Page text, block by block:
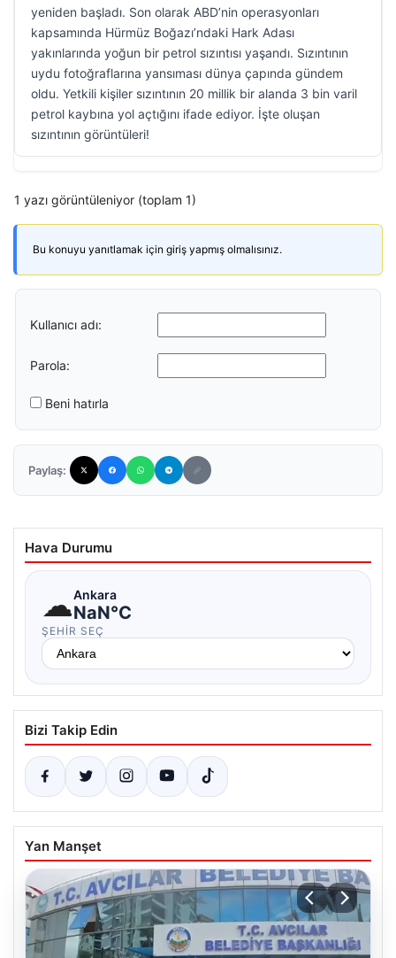
yeniden başladı. Son olarak ABD’nin operasyonları
kapsamında Hürmüz Boğazı’ndaki Hark Adası
yakınlarında yoğun bir petrol sızıntısı yaşandı. Sızıntının
uydu fotoğraflarına yansıması dünya çapında gündem
oldu. Yetkili kişiler sızıntının 20 millik bir alanda 3 bin varil
petrol kaybına yol açtığını ifade ediyor. İşte oluşan
sızıntının görüntüleri!
1 yazı görüntüleniyor (toplam 1)
Bu konuyu yanıtlamak için giriş yapmış olmalısınız.
Kullanıcı adı:
Parola:
Beni hatırla
Paylaş:
Hava Durumu
☁Ankara
NaN°C
ŞEHIR SEÇ
Bizi Takip Edin
Yan Manşet